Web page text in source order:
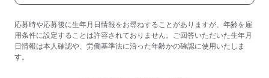
応募時や応募後に生年月日情報をお尋ねすることがありますが、年齢を雇
用条件に設定することは許容されておりません。ご回答いただいた生年月
日情報は本人確認や、労働基準法に沿った年齢かの確認に使用いたしま
す。